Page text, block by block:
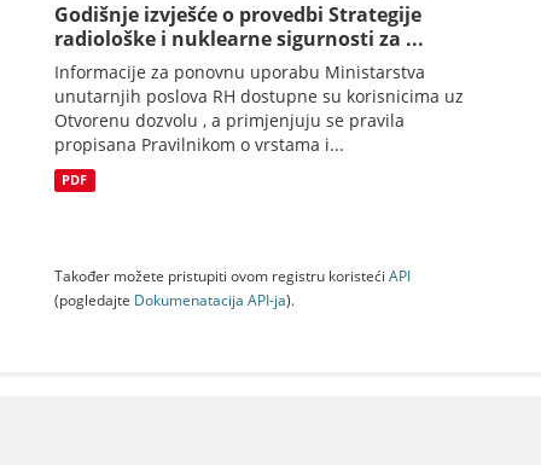
Godišnje izvješće o provedbi Strategije
radiološke i nuklearne sigurnosti za ...
Informacije za ponovnu uporabu Ministarstva
unutarnjih poslova RH dostupne su korisnicima uz
Otvorenu dozvolu , a primjenjuju se pravila
propisana Pravilnikom o vrstama i...
PDF
Također možete pristupiti ovom registru koristeći API
(pogledajte Dokumenаtаcijа API-jа).